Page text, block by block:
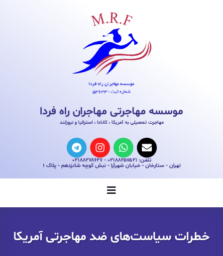
موسسه مهاجرتی مهاجران راه فردا
مهاجرت تحصیلی به آمریکا ، کانادا ، استرالیا و نیوزلند
تلفن: ۰۲۱۸۸۲۵۷۵۲۱ - ۰۲۱۸۸۲۷۸۶۲۷
تهران - ستارخان - خیابان شهرآرا - نبش کوچه شانزدهم - پلاک ۱
خطرات سیاست‌های ضد مهاجرتی آمریکا